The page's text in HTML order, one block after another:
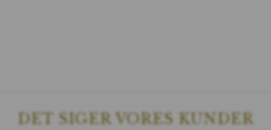
DET SIGER VORES KUNDER